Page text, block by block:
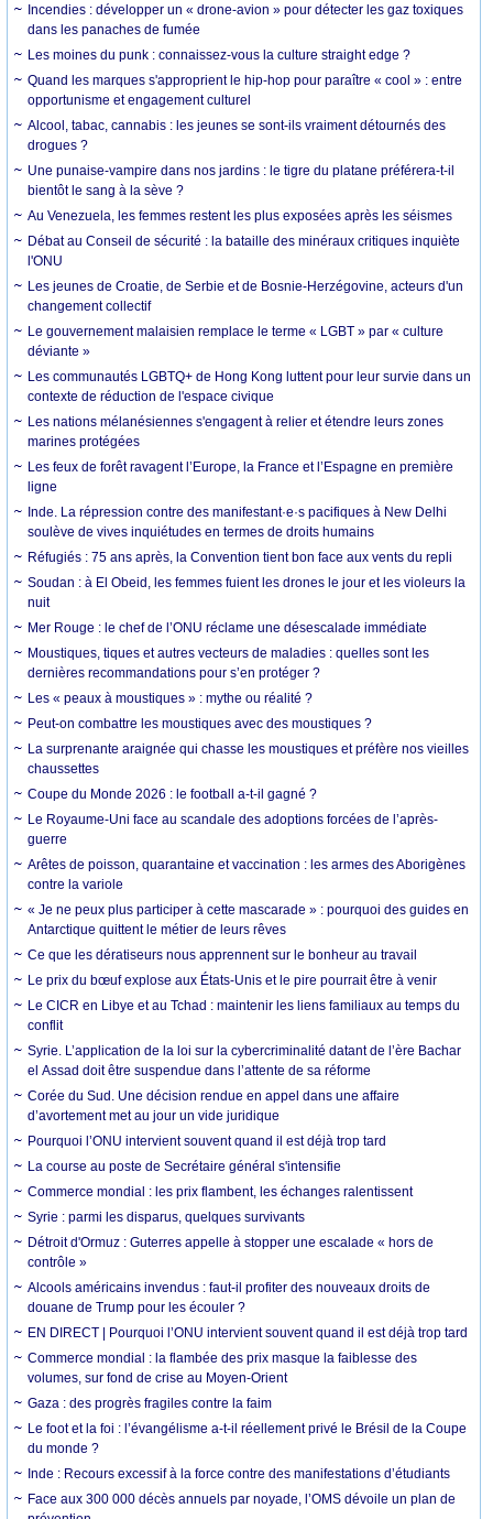
Incendies : développer un « drone-avion » pour détecter les gaz toxiques
dans les panaches de fumée
Les moines du punk : connaissez-vous la culture straight edge ?
Quand les marques s'approprient le hip-hop pour paraître « cool » : entre
opportunisme et engagement culturel
Alcool, tabac, cannabis : les jeunes se sont-ils vraiment détournés des
drogues ?
Une punaise-vampire dans nos jardins : le tigre du platane préférera-t-il
bientôt le sang à la sève ?
Au Venezuela, les femmes restent les plus exposées après les séismes
Débat au Conseil de sécurité : la bataille des minéraux critiques inquiète
l'ONU
Les jeunes de Croatie, de Serbie et de Bosnie-Herzégovine, acteurs d'un
changement collectif
Le gouvernement malaisien remplace le terme « LGBT » par « culture
déviante »
Les communautés LGBTQ+ de Hong Kong luttent pour leur survie dans un
contexte de réduction de l'espace civique
Les nations mélanésiennes s'engagent à relier et étendre leurs zones
marines protégées
Les feux de forêt ravagent l’Europe, la France et l’Espagne en première
ligne
Inde. La répression contre des manifestant·e·s pacifiques à New Delhi
soulève de vives inquiétudes en termes de droits humains
Réfugiés : 75 ans après, la Convention tient bon face aux vents du repli
Soudan : à El Obeid, les femmes fuient les drones le jour et les violeurs la
nuit
Mer Rouge : le chef de l’ONU réclame une désescalade immédiate
Moustiques, tiques et autres vecteurs de maladies : quelles sont les
dernières recommandations pour s’en protéger ?
Les « peaux à moustiques » : mythe ou réalité ?
Peut-on combattre les moustiques avec des moustiques ?
La surprenante araignée qui chasse les moustiques et préfère nos vieilles
chaussettes
Coupe du Monde 2026 : le football a-t-il gagné ?
Le Royaume-Uni face au scandale des adoptions forcées de l’après-
guerre
Arêtes de poisson, quarantaine et vaccination : les armes des Aborigènes
contre la variole
« Je ne peux plus participer à cette mascarade » : pourquoi des guides en
Antarctique quittent le métier de leurs rêves
Ce que les dératiseurs nous apprennent sur le bonheur au travail
Le prix du bœuf explose aux États-Unis et le pire pourrait être à venir
Le CICR en Libye et au Tchad : maintenir les liens familiaux au temps du
conflit
Syrie. L’application de la loi sur la cybercriminalité datant de l’ère Bachar
el Assad doit être suspendue dans l’attente de sa réforme
Corée du Sud. Une décision rendue en appel dans une affaire
d’avortement met au jour un vide juridique
Pourquoi l’ONU intervient souvent quand il est déjà trop tard
La course au poste de Secrétaire général s'intensifie
Commerce mondial : les prix flambent, les échanges ralentissent
Syrie : parmi les disparus, quelques survivants
Détroit d'Ormuz : Guterres appelle à stopper une escalade « hors de
contrôle »
Alcools américains invendus : faut-il profiter des nouveaux droits de
douane de Trump pour les écouler ?
EN DIRECT | Pourquoi l’ONU intervient souvent quand il est déjà trop tard
Commerce mondial : la flambée des prix masque la faiblesse des
volumes, sur fond de crise au Moyen-Orient
Gaza : des progrès fragiles contre la faim
Le foot et la foi : l’évangélisme a-t-il réellement privé le Brésil de la Coupe
du monde ?
Inde : Recours excessif à la force contre des manifestations d’étudiants
Face aux 300 000 décès annuels par noyade, l’OMS dévoile un plan de